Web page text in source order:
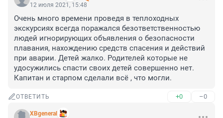
12 июля 2021, 15:48
Очень много времени проведя в теплоходных
экскурсиях всегда поражался безответственностью
людей игнорирующих объявления о безопасности
плавания, нахождению средств спасения и действий
при аварии. Детей жалко. Родителей которые не
удосужились спасти своих детей совершенно нет.
Капитан и старпом сделали всё , что могли.
ОТВЕТИТЬ +0 –0
XBgeneral